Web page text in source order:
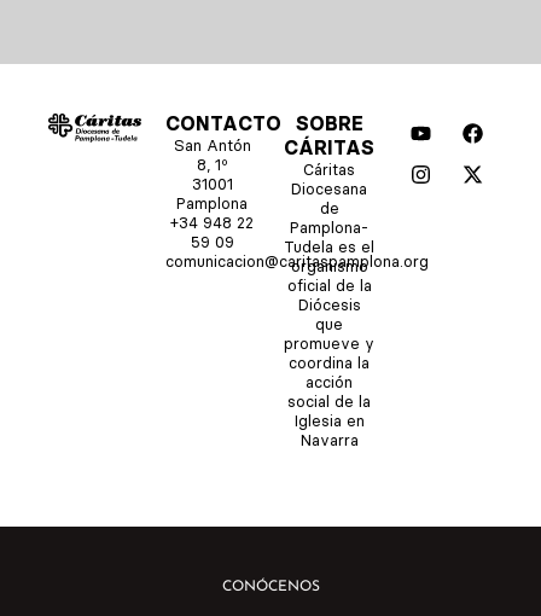
CONTACTO
San Antón
8, 1º
31001
Pamplona
+34 948 22
59 09
comunicacion@caritaspamplona.org
SOBRE
CÁRITAS
Cáritas
Diocesana
de
Pamplona-
Tudela es el
organismo
oficial de la
Diócesis
que
promueve y
coordina la
acción
social de la
Iglesia en
Navarra
Y
o
u
t
F
a
c
e
I
n
s
t
a
X
-
t
w
CONÓCENOS